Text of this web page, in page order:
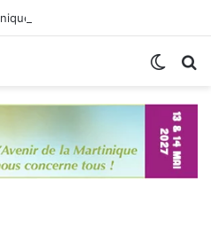
passe en vigilance jaune